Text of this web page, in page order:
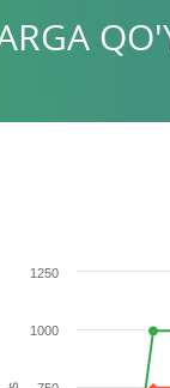
1000
1250